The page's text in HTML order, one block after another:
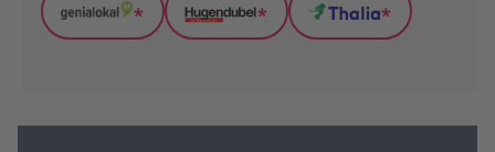
GenialLokal
Tab
*
Hugendubel
Tab
*
Thalia
Tab
*